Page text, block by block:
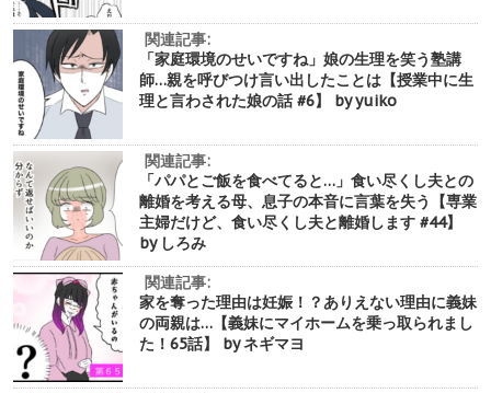
関連記事:
「家庭環境のせいですね」娘の生理を笑う塾講
師…親を呼びつけ言い出したことは【授業中に生
理と言わされた娘の話 #6】 by yuiko
関連記事:
「パパとご飯を食べてると…」食い尽くし夫との
離婚を考える母、息子の本音に言葉を失う【専業
主婦だけど、食い尽くし夫と離婚します #44】
by しろみ
関連記事:
家を奪った理由は妊娠！？ありえない理由に義妹
の両親は…【義妹にマイホームを乗っ取られまし
た！65話】 by ネギマヨ